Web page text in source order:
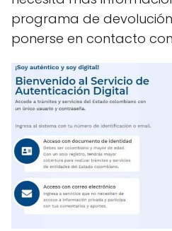
programa de
ponerse en contacto